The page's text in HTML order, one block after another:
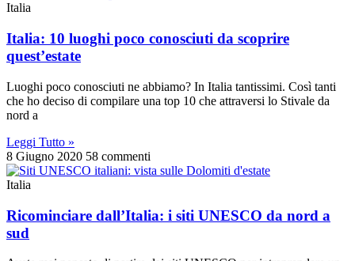
Italia
Italia: 10 luoghi poco conosciuti da scoprire
quest’estate
Luoghi poco conosciuti ne abbiamo? In Italia tantissimi. Così tanti
che ho deciso di compilare una top 10 che attraversi lo Stivale da
nord a
Leggi Tutto »
8 Giugno 2020 58 commenti
Italia
Ricominciare dall’Italia: i siti UNESCO da nord a
sud